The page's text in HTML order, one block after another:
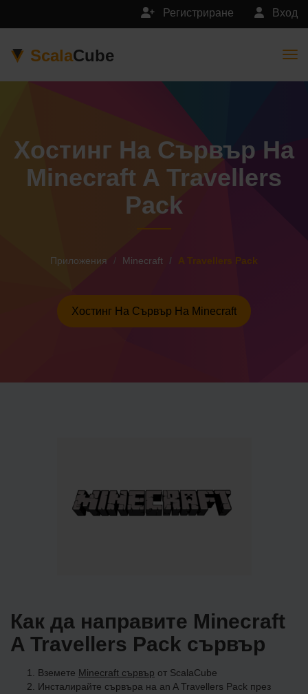
Вход
Регистриране
ScalaCube
Хостинг На Сървър На
Minecraft A Travellers
Pack
Приложения Minecraft A Travellers Pack
Хостинг На Сървър На Minecraft
Как да направите Minecraft
A Travellers Pack сървър
Вземете Minecraft сървър от ScalaCube
Инсталирайте сървъра на an A Travellers Pack през